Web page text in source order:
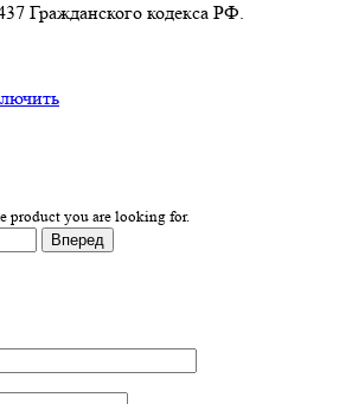
Гражданского кодекса РФ.
product you are looking for.